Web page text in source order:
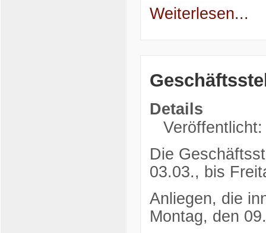
Weiterlesen...
Details
Die
03.03., bis
Anliegen, die
Montag, den